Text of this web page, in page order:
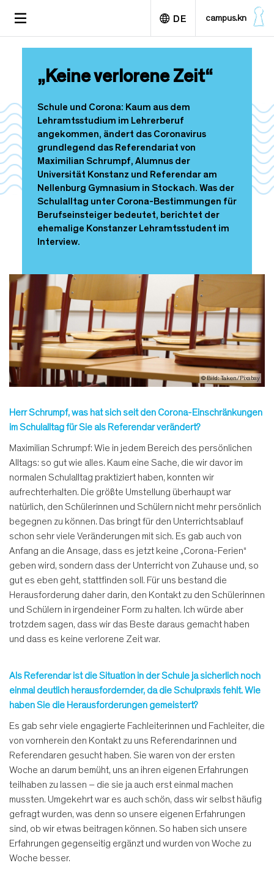
m
n
h
l
t
TOGGLE
DE campus.kn
„Keine verlorene Zeit“
Schule und Corona: Kaum aus dem
Lehramtsstudium im Lehrerberuf
angekommen, ändert das Coronavirus
grundlegend das Referendariat von
Maximilian Schrumpf, Alumnus der
Universität Konstanz und Referendar am
Nellenburg Gymnasium in Stockach. Was der
Schulalltag unter Corona-Bestimmungen für
Berufseinsteiger bedeutet, berichtet der
ehemalige Konstanzer Lehramtsstudent im
Interview.
© Bild: Taken/Pixabay
Herr Schrumpf, was hat sich seit den Corona-Einschränkungen
im Schulalltag für Sie als Referendar verändert?
Maximilian Schrumpf: Wie in jedem Bereich des persönlichen
Alltags: so gut wie alles. Kaum eine Sache, die wir davor im
normalen Schulalltag praktiziert haben, konnten wir
aufrechterhalten. Die größte Umstellung überhaupt war
natürlich, den Schülerinnen und Schülern nicht mehr persönlich
begegnen zu können. Das bringt für den Unterrichtsablauf
schon sehr viele Veränderungen mit sich. Es gab auch von
Anfang an die Ansage, dass es jetzt keine „Corona-Ferien“
geben wird, sondern dass der Unterricht von Zuhause und, so
gut es eben geht, stattfinden soll. Für uns bestand die
Herausforderung daher darin, den Kontakt zu den Schülerinnen
und Schülern in irgendeiner Form zu halten. Ich würde aber
trotzdem sagen, dass wir das Beste daraus gemacht haben
und dass es keine verlorene Zeit war.
Als Referendar ist die Situation in der Schule ja sicherlich noch
einmal deutlich herausfordernder, da die Schulpraxis fehlt. Wie
haben Sie die Herausforderungen gemeistert?
Es gab sehr viele engagierte Fachleiterinnen und Fachleiter, die
von vornherein den Kontakt zu uns Referendarinnen und
Referendaren gesucht haben. Sie waren von der ersten
Woche an darum bemüht, uns an ihren eigenen Erfahrungen
teilhaben zu lassen – die sie ja auch erst einmal machen
mussten. Umgekehrt war es auch schön, dass wir selbst häufig
gefragt wurden, was denn so unsere eigenen Erfahrungen
sind, ob wir etwas beitragen können. So haben sich unsere
Erfahrungen gegenseitig ergänzt und wurden von Woche zu
Woche besser.